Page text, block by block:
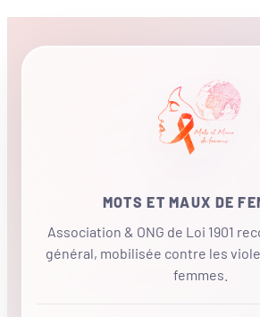
MOTS ET MAUX DE
Association & ONG de Loi 1901
général, mobilisée contre les
femmes.